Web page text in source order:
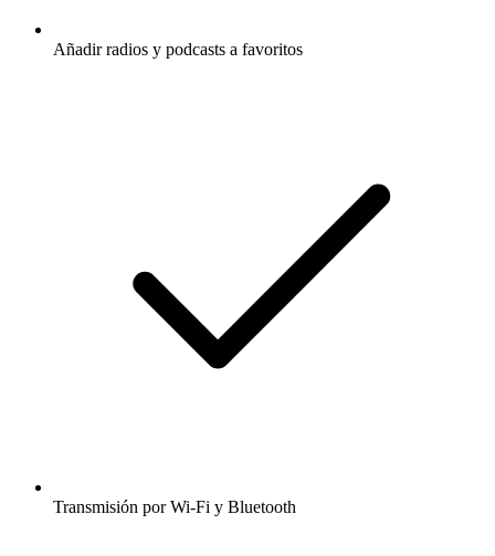
Añadir radios y podcasts a favoritos
Transmisión por Wi-Fi y Bluetooth